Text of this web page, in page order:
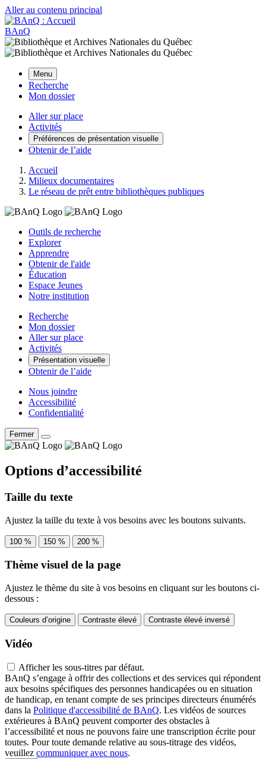
Aller au contenu principal
BAnQ
Menu
Recherche
Mon dossier
Aller sur place
Activités
Préférences de présentation visuelle
Obtenir de l’aide
Accueil
Milieux documentaires
Le réseau de prêt entre bibliothèques publiques
Outils de recherche
Explorer
Apprendre
Obtenir de l'aide
Éducation
Espace Jeunes
Notre institution
Recherche
Mon dossier
Aller sur place
Activités
Présentation visuelle
Obtenir de l’aide
Nous joindre
Accessibilité
Confidentialité
Fermer
Options d’accessibilité
Taille du texte
Ajustez la taille du texte à vos besoins avec les boutons suivants.
100 % 150 % 200 %
Thème visuel de la page
Ajustez le thème du site à vos besoins en cliquant sur les boutons ci-
dessous :
Couleurs d’origine Contraste élevé Contraste élevé inversé
Vidéo
Afficher les sous-titres par défaut.
BAnQ s’engage à offrir des collections et des services qui répondent
aux besoins spécifiques des personnes handicapées ou en situation
de handicap, en tenant compte de ses principes directeurs énumérés
dans la Politique d'accessibilité de BAnQ. Les vidéos de sources
extérieures à BAnQ peuvent comporter des obstacles à
l’accessibilité et nous ne pouvons faire une transcription écrite pour
toutes. Pour toute demande relative au sous-titrage des vidéos,
veuillez communiquer avec nous.